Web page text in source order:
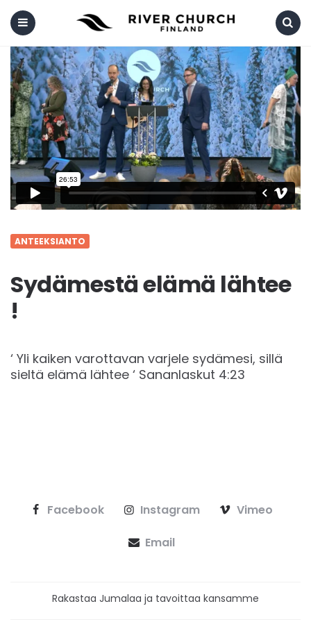
Menu Search
ANTEEKSIANTO
Sydämestä elämä lähtee
!
‘ Yli kaiken varottavan varjele sydämesi, sillä
sieltä elämä lähtee ‘ Sananlaskut 4:23
Facebook Instagram Vimeo
Email
Rakastaa Jumalaa ja tavoittaa kansamme